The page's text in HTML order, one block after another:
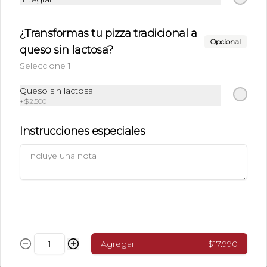
Conócenos
Antonio Poupin 910, Antofagasta.
+56944025638
(055)2547391
Política de privacidad
Redes sociales
Instagram
Iniciar sesión
¿Transformas tu pizza tradicional a
queso sin lactosa?
Opcional
Seleccione 1
Queso sin lactosa
+$2.500
Instrucciones especiales
Agregar $17.990